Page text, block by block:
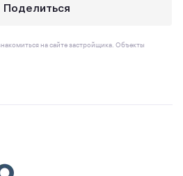
Поделиться
на сайте застройщика. Объекты